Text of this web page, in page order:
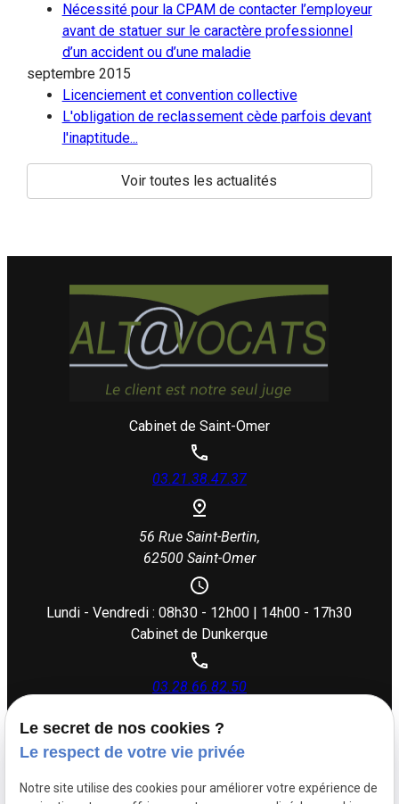
Nécessité pour la CPAM de contacter l’employeur
avant de statuer sur le caractère professionnel
d’un accident ou d’une maladie
septembre 2015
Licenciement et convention collective
L'obligation de reclassement cède parfois devant
l'inaptitude...
Voir toutes les actualités
Cabinet de Saint-Omer
03.21.38.47.37
56 Rue Saint-Bertin,
62500 Saint-Omer
Lundi - Vendredi : 08h30 - 12h00 | 14h00 - 17h30
Cabinet de Dunkerque
03.28.66.82.50
26 rue Dupouy,
59140 Dunkerque
Le secret de nos cookies ?
Le respect de votre vie privée
Notre site utilise des cookies pour améliorer votre expérience de